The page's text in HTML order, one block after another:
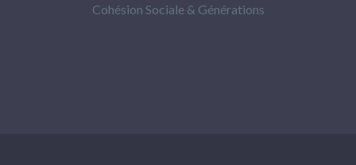
Cohésion Sociale & Générations